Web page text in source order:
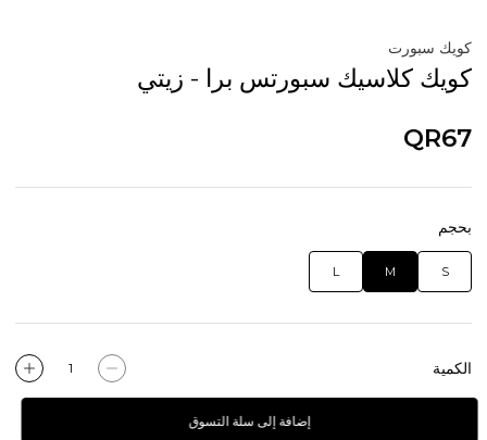
كويك سبورت
كويك كلاسيك سبورتس برا - زيتي
QR67
بحجم
S
M
L
الكمية
إضافة إلى سلة التسوق